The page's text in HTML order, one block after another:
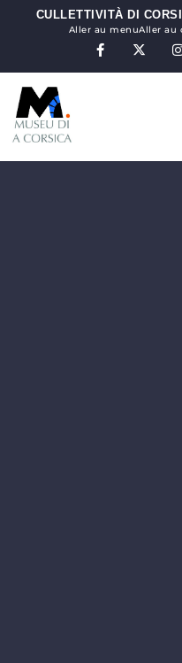
CULLETTIVITÀ DI
Aller au menuAller au